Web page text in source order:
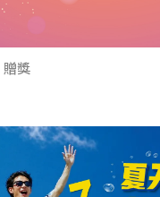
贈獎